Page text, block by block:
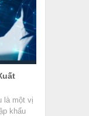
là một vị
khẩu